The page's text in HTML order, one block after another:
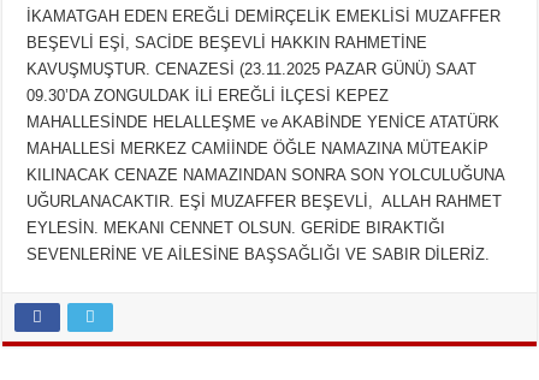
İKAMATGAH EDEN EREĞLİ DEMİRÇELİK EMEKLİSİ MUZAFFER
BEŞEVLİ EŞİ, SACİDE BEŞEVLİ HAKKIN RAHMETİNE
KAVUŞMUŞTUR. CENAZESİ (23.11.2025 PAZAR GÜNÜ) SAAT
09.30’DA ZONGULDAK İLİ EREĞLİ İLÇESİ KEPEZ
MAHALLESİNDE HELALLEŞME ve AKABİNDE YENİCE ATATÜRK
MAHALLESİ MERKEZ CAMİİNDE ÖĞLE NAMAZINA MÜTEAKİP
KILINACAK CENAZE NAMAZINDAN SONRA SON YOLCULUĞUNA
UĞURLANACAKTIR. EŞİ MUZAFFER BEŞEVLİ, ALLAH RAHMET
EYLESİN. MEKANI CENNET OLSUN. GERİDE BIRAKTIĞI
SEVENLERİNE VE AİLESİNE BAŞSAĞLIĞI VE SABIR DİLERİZ.